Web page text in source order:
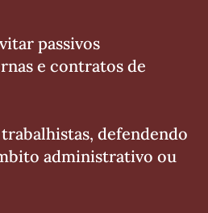
passivos
e contratos de
defendendo
administrativo ou